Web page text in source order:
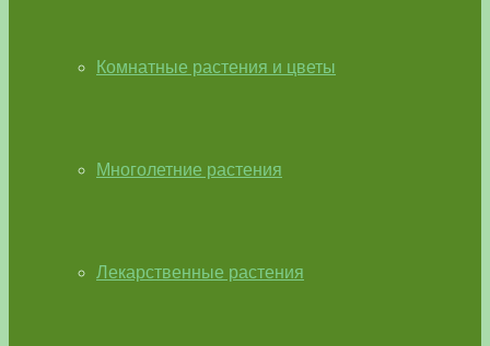
Комнатные растения и цветы
Многолетние растения
Лекарственные растения